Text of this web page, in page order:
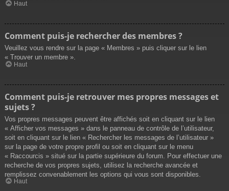
Haut
Comment puis-je rechercher des membres ?
Veuillez vous rendre sur la page « Membres » puis cliquer sur le lien
« Trouver un membre ».
Haut
Comment puis-je retrouver mes propres messages et
sujets ?
Vos propres messages peuvent être affichés soit en cliquant sur le lien
« Afficher vos messages » dans le panneau de contrôle de l’utilisateur,
soit en cliquant sur le lien « Rechercher les messages de l’utilisateur »
sur la page de votre propre profil ou soit en cliquant sur le menu
« Raccourcis » situé sur la partie supérieure du forum. Pour effectuer une
recherche de vos propres sujets, utilisez la recherche avancée et
remplissez convenablement les options qui vous sont disponibles.
Haut